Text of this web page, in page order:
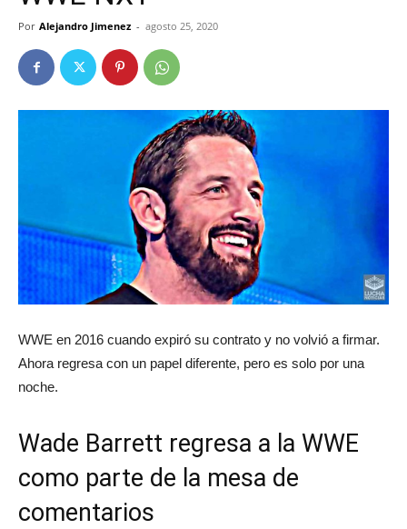
Por Alejandro Jimenez - agosto 25, 2020
WWE en 2016 cuando expiró su contrato y no volvió a firmar.
Ahora regresa con un papel diferente, pero es solo por una
noche.
Wade Barrett regresa a la WWE
como parte de la mesa de
comentarios